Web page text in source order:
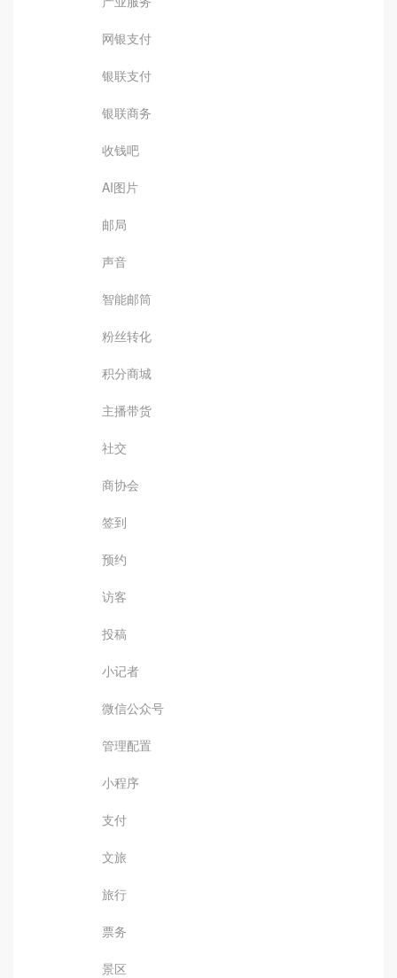
网银支付
银联支付
银联商务
收钱吧
AI图片
邮局
声音
智能邮筒
粉丝转化
积分商城
主播带货
社交
商协会
签到
预约
访客
投稿
小记者
微信公众号
管理配置
小程序
支付
文旅
旅行
票务
景区